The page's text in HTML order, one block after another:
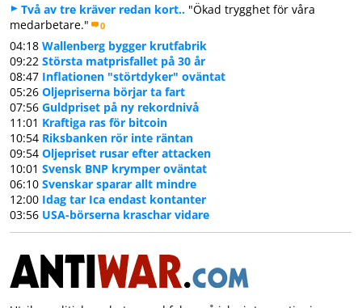
Två av tre kräver redan kort.. "Ökad trygghet för våra
medarbetare."
0
04:18 Wallenberg bygger krutfabrik
09:22 Största matprisfallet på 30 år
08:47 Inflationen "störtdyker" oväntat
05:26 Oljepriserna börjar ta fart
07:56 Guldpriset på ny rekordnivå
11:01 Kraftiga ras för bitcoin
10:54 Riksbanken rör inte räntan
09:54 Oljepriset rusar efter attacken
10:01 Svensk BNP krymper oväntat
06:10 Svenskar sparar allt mindre
12:00 Idag tar Ica endast kontanter
03:56 USA-börserna kraschar vidare